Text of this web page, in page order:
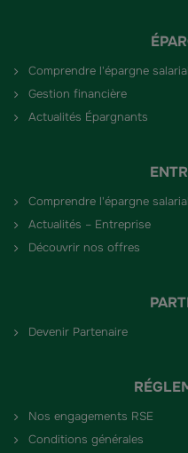
Comprendre l'épargne
Gestion financière
Actualités Épargnants
Comprendre l'épargne
Actualités – Entreprise
Découvrir nos offres
Devenir Partenaire
Nos engagements RSE
Conditions générales